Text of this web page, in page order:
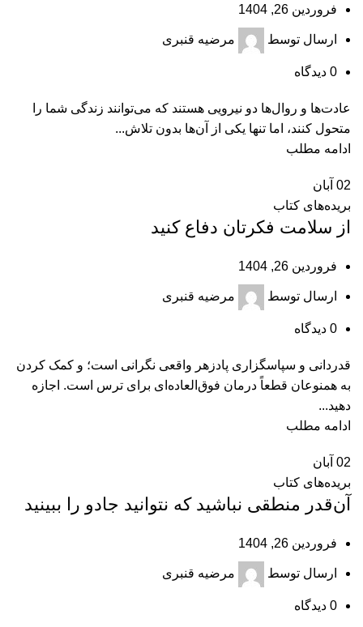
فروردین 26, 1404
ارسال توسط مرضیه قنبری
0 دیدگاه
عادت‌ها و روال‌ها دو نیرویی هستند که می‌توانند زندگی شما را
متحول کنند، اما تنها یکی از آن‌ها بدون تلاش...
ادامه مطلب
02 آبان
بریده‌های کتاب
از سلامت فکرتان دفاع کنید
فروردین 26, 1404
ارسال توسط مرضیه قنبری
0 دیدگاه
قدردانی و سپاسگزاری پادزهر واقعی نگرانی است؛ و کمک کردن
به همنوعان قطعاً درمان فوق‌العاده‌ای برای ترس است. اجازه
دهید...
ادامه مطلب
02 آبان
بریده‌های کتاب
آن‌قدر منطقی نباشید که نتوانید جادو را ببینید
فروردین 26, 1404
ارسال توسط مرضیه قنبری
0 دیدگاه